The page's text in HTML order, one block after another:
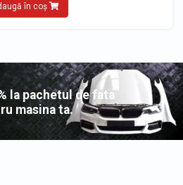
în coș
la pachetul de fata
masina ta.